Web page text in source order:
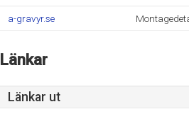
a-gravyr.se
Länkar
Länkar ut